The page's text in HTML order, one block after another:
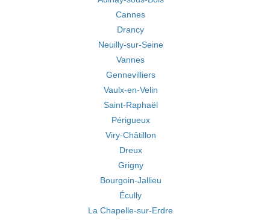
Cannes
Drancy
Neuilly-sur-Seine
Vannes
Gennevilliers
Vaulx-en-Velin
Saint-Raphaël
Périgueux
Viry-Châtillon
Dreux
Grigny
Bourgoin-Jallieu
Écully
La Chapelle-sur-Erdre